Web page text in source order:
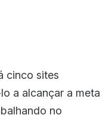
cinco sites
a alcançar a meta
no